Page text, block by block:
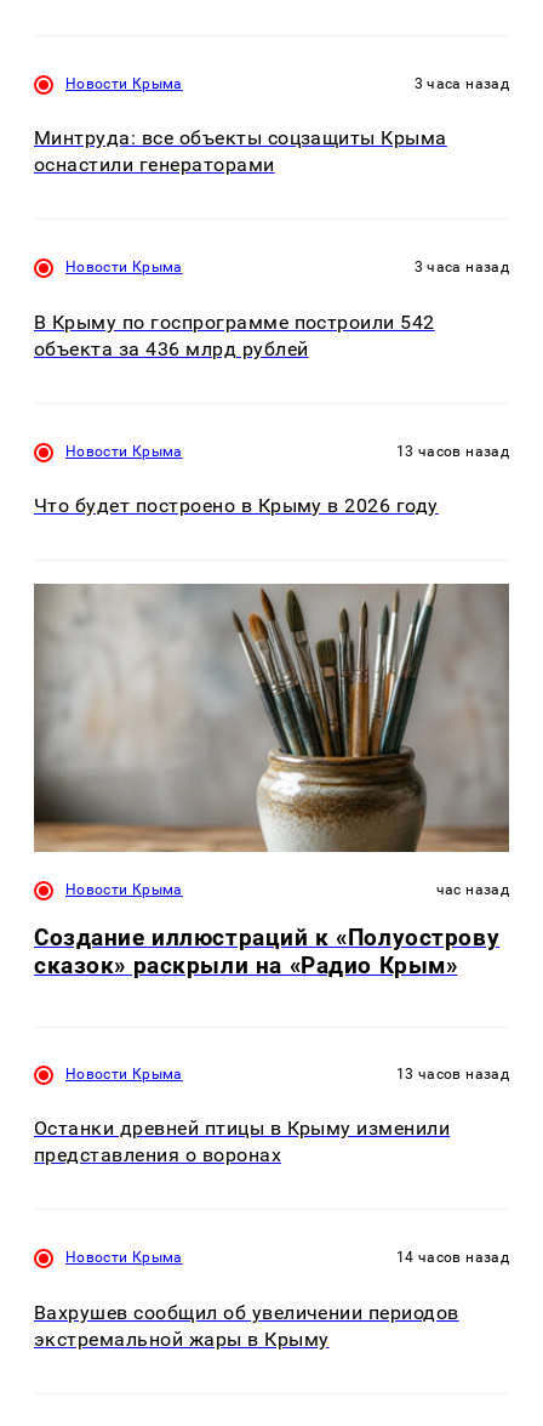
Новости Крыма 3 часа назад
Минтруда: все объекты соцзащиты Крыма
оснастили генераторами
Новости Крыма 3 часа назад
В Крыму по госпрограмме построили 542
объекта за 436 млрд рублей
Новости Крыма 13 часов назад
Что будет построено в Крыму в 2026 году
Новости Крыма час назад
Создание иллюстраций к «Полуострову
сказок» раскрыли на «Радио Крым»
Новости Крыма 13 часов назад
Останки древней птицы в Крыму изменили
представления о воронах
Новости Крыма 14 часов назад
Вахрушев сообщил об увеличении периодов
экстремальной жары в Крыму